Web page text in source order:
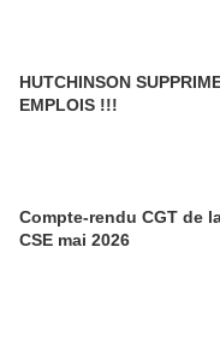
HUTCHINSON
EMPLOIS !!!
Compte-rendu CGT de
CSE mai 2026